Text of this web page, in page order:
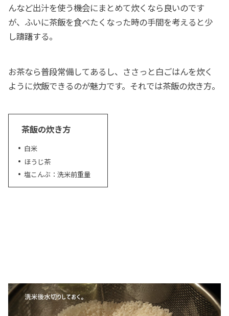
んなど出汁を使う機会にまとめて炊くなら良いのです
が、ふいに茶飯を食べたくなった時の手間を考えると少
し躊躇する。
お茶なら普段常備してあるし、ささっと白ごはんを炊く
ように炊飯できるのが魅力です。それでは茶飯の炊き方。
茶飯の炊き方
白米
ほうじ茶
塩こんぶ：洗米前重量